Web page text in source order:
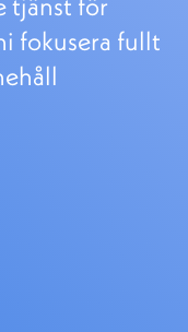
fokusera fullt